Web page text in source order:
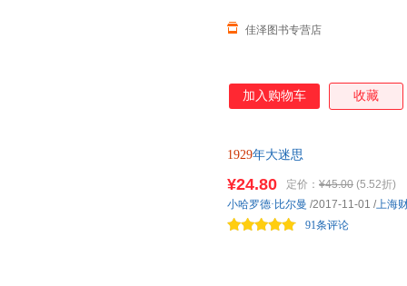
佳泽图书专营店
加入购物车 收藏
1929年大迷思
¥24.80 定价： ¥45.00 (5.52折)
91条评论
小哈罗德·比尔曼 /2017-11-01 /上海